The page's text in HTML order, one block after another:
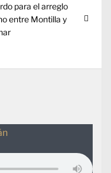
para el arreglo
entre Montilla y